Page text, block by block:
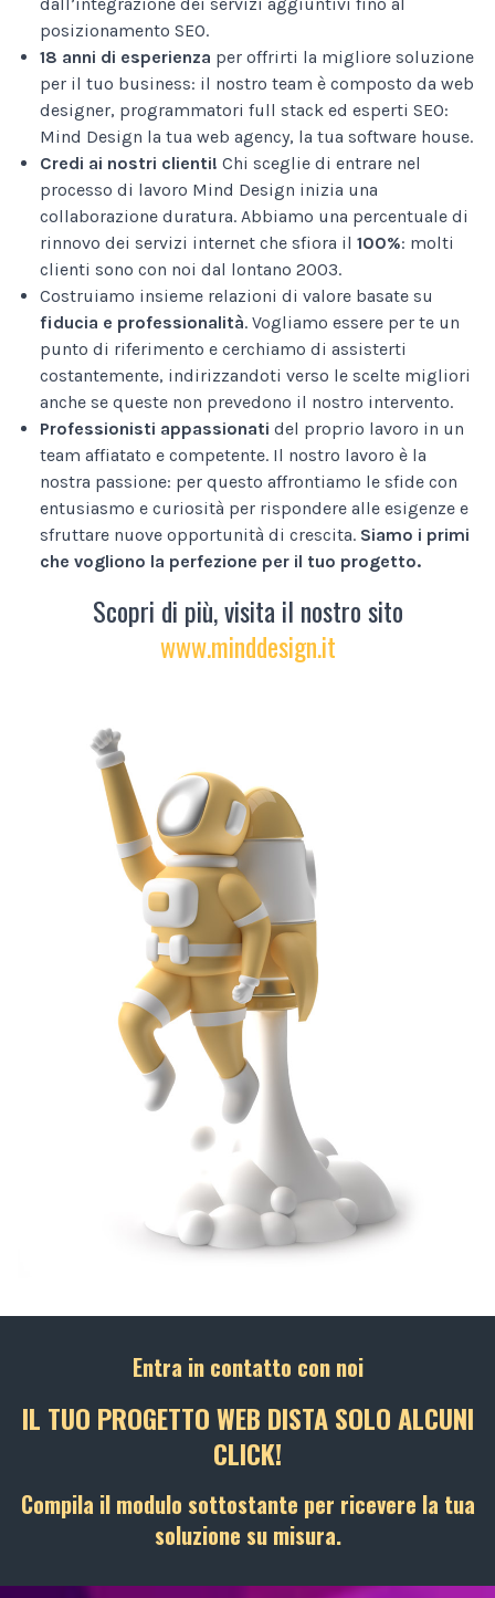
posizionamento SEO.
18 anni di esperienza per offrirti la migliore soluzione
per il tuo business: il nostro team è composto da web
designer, programmatori full stack ed esperti SEO:
Mind Design la tua web agency, la tua software house.
Credi ai nostri clienti! Chi sceglie di entrare nel
processo di lavoro Mind Design inizia una
collaborazione duratura. Abbiamo una percentuale di
rinnovo dei servizi internet che sfiora il 100%: molti
clienti sono con noi dal lontano 2003.
Costruiamo insieme relazioni di valore basate su
fiducia e professionalità. Vogliamo essere per te un
punto di riferimento e cerchiamo di assisterti
costantemente, indirizzandoti verso le scelte migliori
anche se queste non prevedono il nostro intervento.
Professionisti appassionati del proprio lavoro in un
team affiatato e competente. Il nostro lavoro è la
nostra passione: per questo affrontiamo le sfide con
entusiasmo e curiosità per rispondere alle esigenze e
sfruttare nuove opportunità di crescita. Siamo i primi
che vogliono la perfezione per il tuo progetto.
Scopri di più, visita il nostro sito
www.minddesign.it
Entra in contatto con noi
IL TUO PROGETTO WEB DISTA SOLO ALCUNI
CLICK!
Compila il modulo sottostante per ricevere la tua
soluzione su misura.